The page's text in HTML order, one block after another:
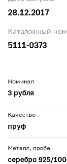
28.12.2017
Каталожный
5111-0373
Номинал
3 рубля
Качество
пруф
Металл, проба
серебро 925/